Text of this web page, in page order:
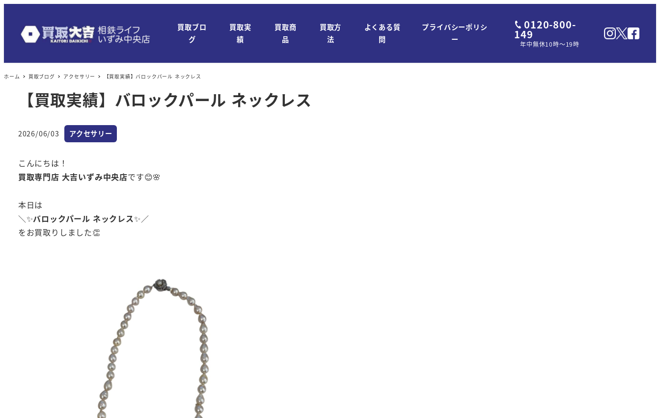
買取ブロ
グ
買取実
績
買取商
品
買取方
法
よくある質
問
プライバシーポリシ
ー
0120-800-
149
年中無休10時～19時
ホーム 買取ブログ アクセサリー 【買取実績】バロックパール ネックレス
【買取実績】バロックパール ネックレス
投稿日
2026/06/03 カテゴリー
アクセサリー
こんにちは！
買取専門店 大吉いずみ中央店です😊🌸
本日は
＼✨バロックパール ネックレス✨／
をお買取りしました👏